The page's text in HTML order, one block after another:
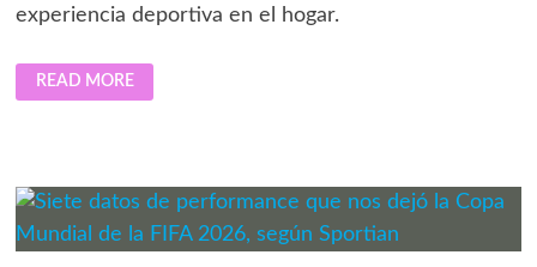
experiencia deportiva en el hogar.
EL
FUTURO
DEL
TRES
DIMENSIONES,
SEGÚN
DOLBY
LABORATORIES
READ MORE